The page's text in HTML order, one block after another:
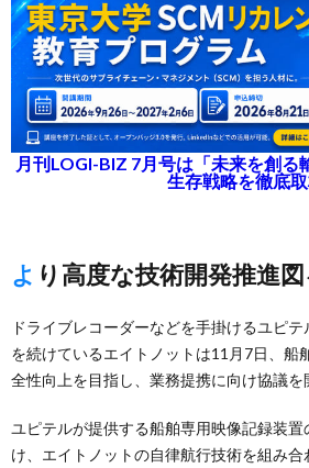
月刊LOGI-BIZ 7月号は「未来を創る
生存戦略を徹底
より高度な技術開発推進
ドライブレコーダーなどを手掛けるユピ
を続けているエイトノットは11月7日、船
全性向上を目指し、業務提携に向け協議を
ユピテルが提供する船舶専用映像記録装
け、エイトノットの自律航行技術を組み